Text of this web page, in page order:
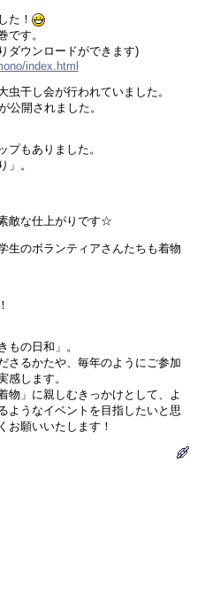
た！
です。
ダウンロードができます)
index.html
干し会が行われていました。
公開されました。
プもありました。
」。
敵な仕上がりです☆
生のボランティアさんたちも着物
もの日和」。
さるかたや、毎年のようにご参加
感します。
物」に親しむきっかけとして、よ
ようなイベントを目指したいと思
お願いいたします！